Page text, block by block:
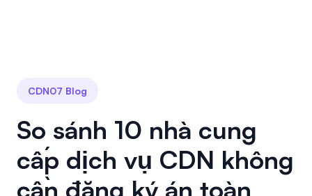
CDN07 Blog
So sánh 10 nhà cung
cấp dịch vụ CDN không
cần đăng ký án toàn